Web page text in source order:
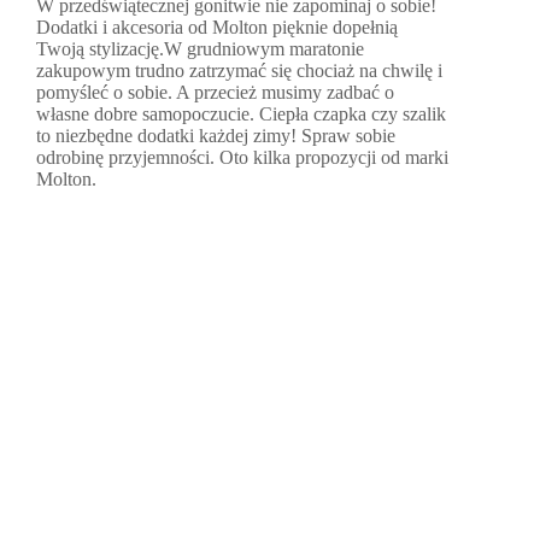
W przedświątecznej gonitwie nie zapominaj o sobie!
Dodatki i akcesoria od Molton pięknie dopełnią
Twoją stylizację.W grudniowym maratonie
zakupowym trudno zatrzymać się chociaż na chwilę i
pomyśleć o sobie. A przecież musimy zadbać o
własne dobre samopoczucie. Ciepła czapka czy szalik
to niezbędne dodatki każdej zimy! Spraw sobie
odrobinę przyjemności. Oto kilka propozycji od marki
Molton.